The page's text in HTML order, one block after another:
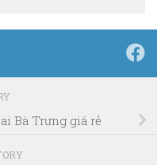
Bà Trưng giá rẻ